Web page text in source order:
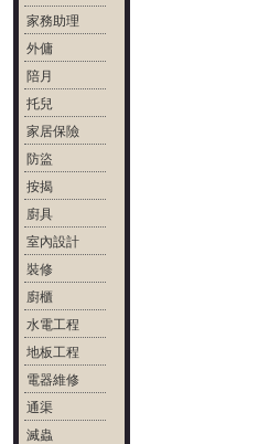
家務助理
外傭
陪月
托兒
家居保險
防盜
按揭
廚具
室內設計
裝修
廚櫃
水電工程
地板工程
電器維修
通渠
滅蟲